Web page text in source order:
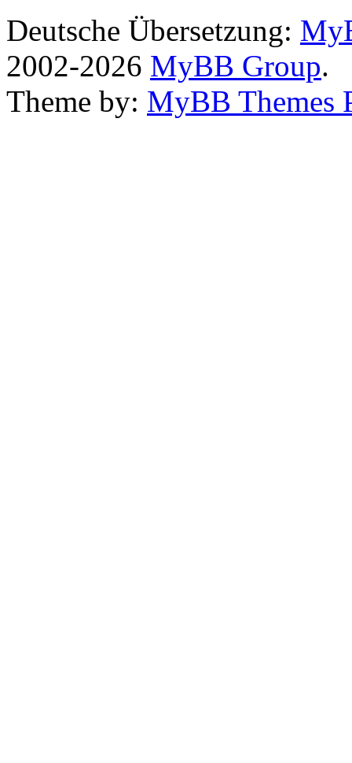
Deutsche Übersetzung:
2002-2026 MyBB Group.
Theme by: MyBB Themes